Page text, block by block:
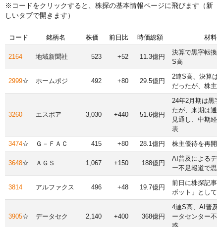
※コードをクリックすると、株探の基本情報ページに飛びます（新
しいタブで開きます）
コード 銘柄名 株価 前日比 時価総額 材料
2164 地域新聞社 523 +52 11.3億円
決算で黒字転換
S高
2999☆ ホームポジ 492 +80 29.5億円
2連S高、決算は
だったが、株主
3260 エスポア 3,030 +440 51.6億円
24年2月期は黒
たが、来期は通
見通し、中期経
表
3474☆ Ｇ－ＦＡＣ 415 +80 28.1億円 株主優待を再開
3648☆ ＡＧＳ 1,067 +150 188億円
AI普及によるデ
ー不足報道で思
3814 アルファクス 496 +48 19.7億円
前日に株探記事
ボット」として
3905☆ データセク 2,140 +400 368億円
4連S高、AI普及
ータセンター不